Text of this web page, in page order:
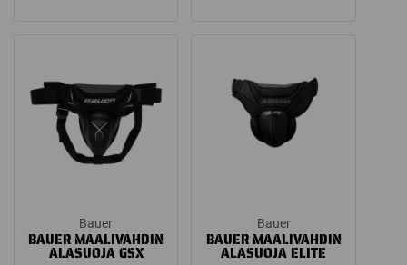
Bauer
BAUER MAALIVAHDIN
ALASUOJA GSX
Bauer
BAUER MAALIVAHDIN
ALASUOJA ELITE